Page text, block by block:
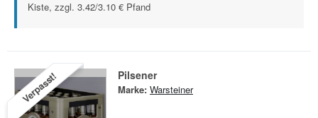
Kiste, zzgl. 3.42/3.10 € Pfand
Verpasst! Pilsener
Marke: Warsteiner